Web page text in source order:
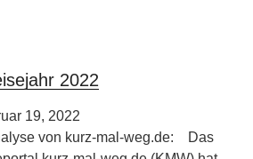
2022
19, 2022
von kurz-mal-weg.de: Das